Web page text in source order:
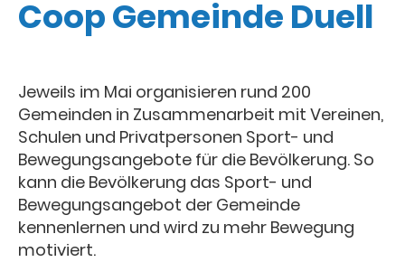
Coop Gemeinde Duell
Jeweils im Mai organisieren rund 200
Gemeinden in Zusammenarbeit mit Vereinen,
Schulen und Privatpersonen Sport- und
Bewegungsangebote für die Bevölkerung. So
kann die Bevölkerung das Sport- und
Bewegungsangebot der Gemeinde
kennenlernen und wird zu mehr Bewegung
motiviert.